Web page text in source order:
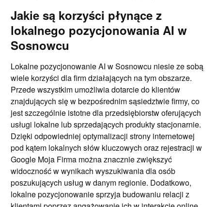
Jakie są korzyści płynące z
lokalnego pozycjonowania AI w
Sosnowcu
Lokalne pozycjonowanie AI w Sosnowcu niesie ze sobą
wiele korzyści dla firm działających na tym obszarze.
Przede wszystkim umożliwia dotarcie do klientów
znajdujących się w bezpośrednim sąsiedztwie firmy, co
jest szczególnie istotne dla przedsiębiorstw oferujących
usługi lokalne lub sprzedających produkty stacjonarnie.
Dzięki odpowiedniej optymalizacji strony internetowej
pod kątem lokalnych słów kluczowych oraz rejestracji w
Google Moja Firma można znacznie zwiększyć
widoczność w wynikach wyszukiwania dla osób
poszukujących usług w danym regionie. Dodatkowo,
lokalne pozycjonowanie sprzyja budowaniu relacji z